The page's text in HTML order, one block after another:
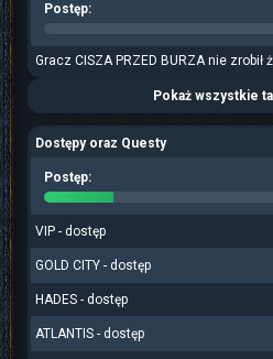
Postęp:
Gracz CISZA PRZED BURZA nie zrobił
Pokaż wszystkie
Dostępy oraz Questy
Postęp:
VIP - dostęp
GOLD CITY - dostęp
HADES - dostęp
ATLANTIS - dostęp